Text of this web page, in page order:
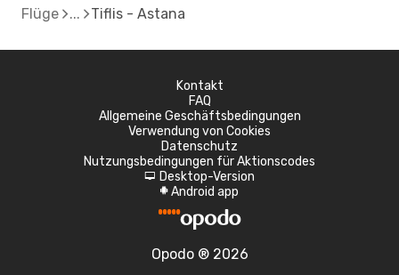
Flüge Tiflis - Astana
Kontakt
FAQ
Allgemeine Geschäftsbedingungen
Verwendung von Cookies
Datenschutz
Nutzungsbedingungen für Aktionscodes
d Desktop-Version
A Android app
Opodo ® 2026